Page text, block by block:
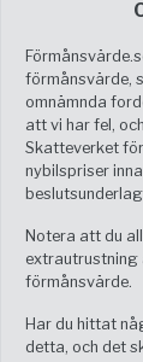
förmånsvärde,
omnämnda
att vi har fel,
Skatteverket
nybilspriser
Notera att du
extrautrustning
förmånsvärde.
Har du hittat
detta, och det